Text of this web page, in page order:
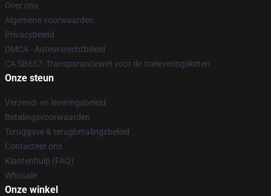
Over ons
Algemene voorwaarden
Privacybeleid
DMCA - Auteursrechtbeleid
CA SB657: Transparantiewet voor de toeleveringsketen
Onze steun
Verzend- en leveringsbeleid
Betalingsvoorwaarden
Teruggave & terugbetalingsbeleid
Contacteer ons
Klantenhulp (FAQ)
Whosale
Onze winkel